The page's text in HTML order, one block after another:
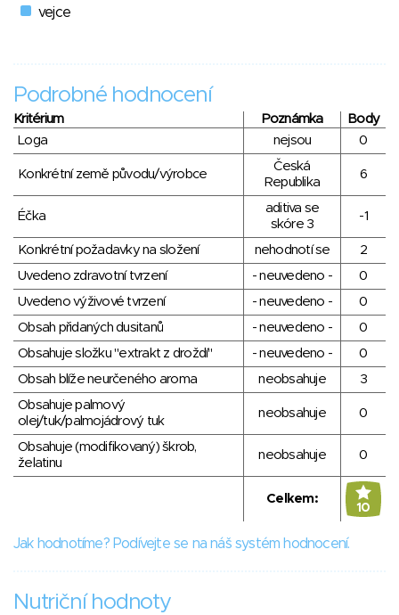
vejce
Podrobné hodnocení
Kritérium Poznámka
Body
Loga
nejsou 0
Konkrétní země původu/výrobce
Česká
Republika
6
Éčka
aditiva se
skóre 3
-1
Konkrétní požadavky na složení nehodnotí se
2
Uvedeno zdravotní tvrzení
- neuvedeno -
0
Uvedeno výživové tvrzení
- neuvedeno -
0
Obsah přidaných dusitanů
- neuvedeno -
0
Obsahuje složku "extrakt z droždí"
- neuvedeno -
0
Obsah blíže neurčeného aroma
neobsahuje
3
Obsahuje palmový
olej/tuk/palmojádrový tuk
neobsahuje 0
Obsahuje (modifikovaný) škrob,
želatinu
neobsahuje 0
Celkem:
10
Jak hodnotíme? Podívejte se na náš systém hodnocení.
Nutriční hodnoty